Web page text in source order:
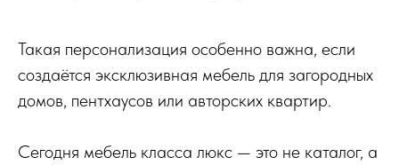
Такая персонализация особенно важна, если
создаётся эксклюзивная мебель для загородных
домов, пентхаусов или авторских квартир.
Сегодня мебель класса люкс — это не каталог, а